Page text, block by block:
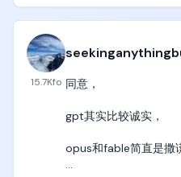
节就算稳赚。
记住，这些书尽量买
版，一本书50块钱，
买二手英文版，这些
60岁。
a. 《Python Crash
程：从入门到实践），
一边拿着书，一边对着
3. 自己写好消息内容
enjoy🥳
15.7Kfo 同意，
gpt其实比较诚实，
opus和fable简直是撒